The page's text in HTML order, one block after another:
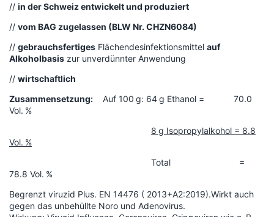
// in der Schweiz entwickelt und produziert
// vom BAG zugelassen (BLW Nr. CHZN6084)
// gebrauchsfertiges Flächendesinfektionsmittel auf
Alkoholbasis zur unverdünnter Anwendung
// wirtschaftlich
Zusammensetzung: Auf 100 g: 64 g Ethanol = 70.0
Vol. %
8 g Isopropylalkohol = 8.8
Vol. %
Total =
78.8 Vol. %
Begrenzt viruzid Plus. EN 14476 ( 2013+A2:2019).Wirkt auch
gegen das unbehüllte Noro und Adenovirus.